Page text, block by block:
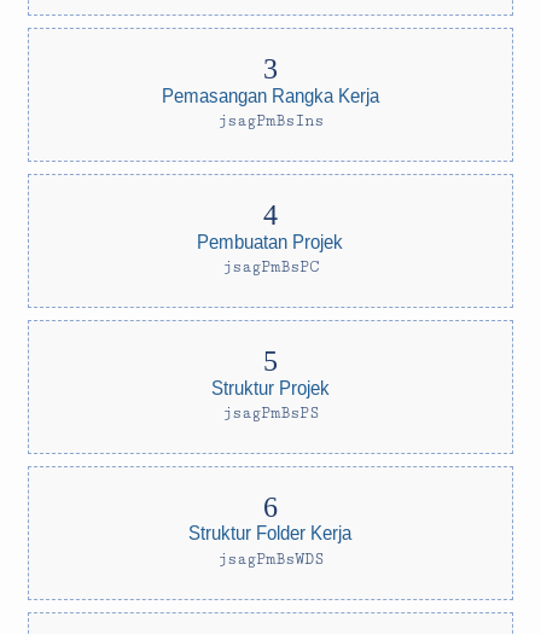
Pemasangan Rangka Kerja
jsagPmBsIns
Pembuatan Projek
jsagPmBsPC
Struktur Projek
jsagPmBsPS
Struktur Folder Kerja
jsagPmBsWDS